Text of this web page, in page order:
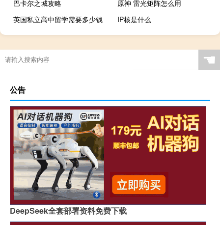
巴卡尔之城攻略
原神 雷光矩阵怎么用
英国私立高中留学需要多少钱
IP核是什么
☚
公告
DeepSeek全套部署资料免费下载